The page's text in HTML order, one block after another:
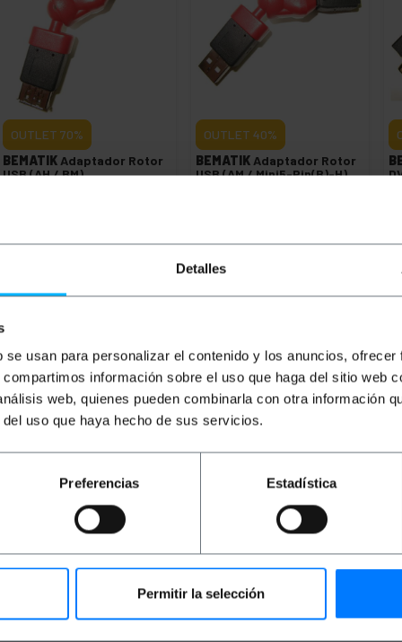
Detalles
usan para personalizar el contenido y los anuncios,
información sobre el uso que haga del sitio web
web, quienes pueden combinarla con otra información
uso que haya hecho de sus servicios.
Preferencias Estadística
Permitir la selección
OUTLET 70%
BEMATIK Adaptador Rotor
USB (AH / BM)
0,65€
0,57€
OUTLET 40%
BEMATIK Adaptador Rotor
USB (AM / Mini5-Pin(B)-H)
0,65€
0,39
0,57€
de un duplicador de VGA que en un extremo dispone
terminados en conector HDB15 hembra. No se
un duplicador de señal sino un duplicador de conector